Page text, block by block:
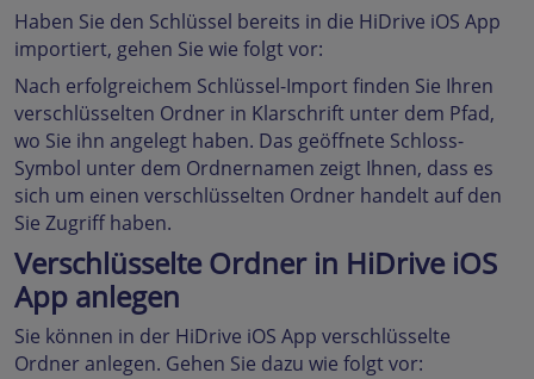
Haben Sie den Schlüssel bereits in die HiDrive iOS App
importiert, gehen Sie wie folgt vor:
Nach erfolgreichem Schlüssel-Import finden Sie Ihren
verschlüsselten Ordner in Klarschrift unter dem Pfad,
wo Sie ihn angelegt haben. Das geöffnete Schloss-
Symbol unter dem Ordnernamen zeigt Ihnen, dass es
sich um einen verschlüsselten Ordner handelt auf den
Sie Zugriff haben.
Verschlüsselte Ordner in HiDrive iOS
App anlegen
Sie können in der HiDrive iOS App verschlüsselte
Ordner anlegen. Gehen Sie dazu wie folgt vor: